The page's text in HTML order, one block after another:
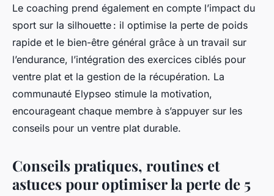
Le coaching prend également en compte l’impact du
sport sur la silhouette : il optimise la perte de poids
rapide et le bien-être général grâce à un travail sur
l’endurance, l’intégration des exercices ciblés pour
ventre plat et la gestion de la récupération. La
communauté Elypseo stimule la motivation,
encourageant chaque membre à s’appuyer sur les
conseils pour un ventre plat durable.
Conseils pratiques, routines et
astuces pour optimiser la perte de 5